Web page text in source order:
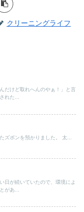
クリーニングライフ
だけど取れへんのやぁ！」と言
れた...
ズボンを預かりました。 太...
日が続いていたので、環境によ
があ...